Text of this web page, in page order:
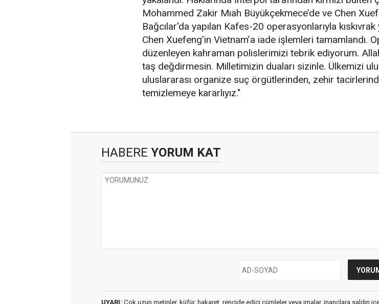
Mohammed Zakir Mıah Büyükçekmece’de ve Chen
Bağcılar'da yapılan Kafes-20 operasyonlarıyla kıskıvrak
Chen Xuefeng’in Vietnam’a iade işlemleri tamamlandı.
düzenleyen kahraman polislerimizi tebrik ediyorum.
taş değdirmesin. Milletimizin duaları sizinle. Ülkemizi
uluslararası organize suç örgütlerinden, zehir
temizlemeye kararlıyız."
HABERE YORUM KAT
UYARI: Çok uzun metinler, küfür, hakaret, rencide edici cümleler veya imalar, inançlara saldırı